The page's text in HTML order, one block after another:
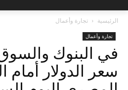
الرئيسية تجارة وأعمال
تجارة وأعمال
في البنوك
سعر الدولار أمام